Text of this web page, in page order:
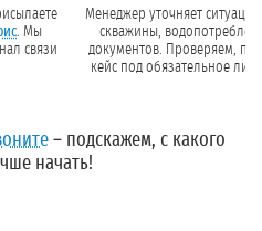
. Мы
Менеджер уточняет
скважины,
документов. Проверяем, попадает ли Ваш
кейс под обязательное
– подскажем, с какого
начать!